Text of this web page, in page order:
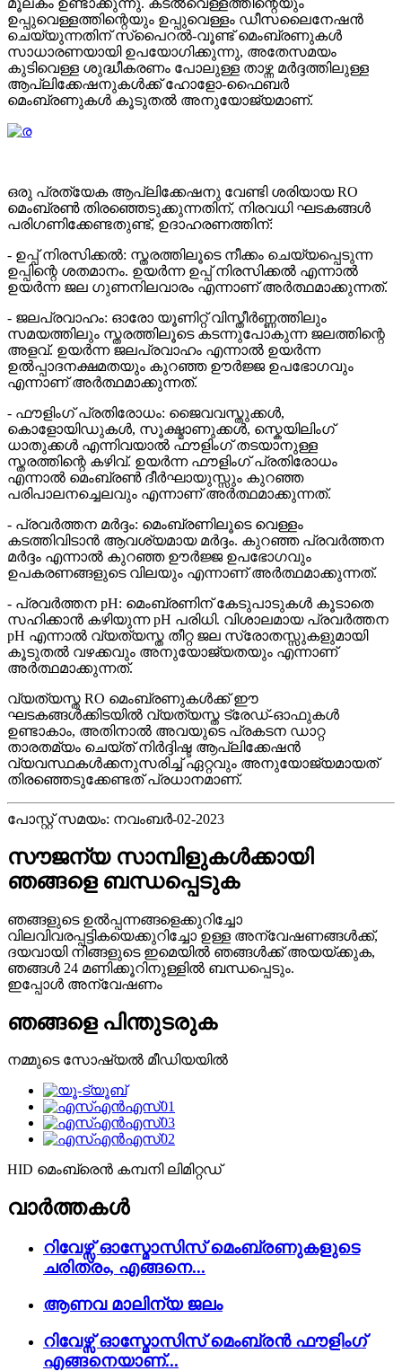
ഉപ്പുവെള്ളത്തിന്റെയും ഉപ്പുവെള്ളം ഡീസലൈനേഷൻ
ചെയ്യുന്നതിന് സ്പൈറൽ-വൂണ്ട് മെംബ്രണുകൾ
സാധാരണയായി ഉപയോഗിക്കുന്നു, അതേസമയം
കുടിവെള്ള ശുദ്ധീകരണം പോലുള്ള താഴ്ന്ന മർദ്ദത്തിലുള്ള
ആപ്ലിക്കേഷനുകൾക്ക് ഹോളോ-ഫൈബർ
മെംബ്രണുകൾ കൂടുതൽ അനുയോജ്യമാണ്.
ഒരു പ്രത്യേക ആപ്ലിക്കേഷനു വേണ്ടി ശരിയായ RO
മെംബ്രൺ തിരഞ്ഞെടുക്കുന്നതിന്, നിരവധി ഘടകങ്ങൾ
പരിഗണിക്കേണ്ടതുണ്ട്, ഉദാഹരണത്തിന്:
- ഉപ്പ് നിരസിക്കൽ: സ്തരത്തിലൂടെ നീക്കം ചെയ്യപ്പെടുന്ന
ഉപ്പിന്റെ ശതമാനം. ഉയർന്ന ഉപ്പ് നിരസിക്കൽ എന്നാൽ
ഉയർന്ന ജല ഗുണനിലവാരം എന്നാണ് അർത്ഥമാക്കുന്നത്.
- ജലപ്രവാഹം: ഓരോ യൂണിറ്റ് വിസ്തീർണ്ണത്തിലും
സമയത്തിലും സ്തരത്തിലൂടെ കടന്നുപോകുന്ന ജലത്തിന്റെ
അളവ്. ഉയർന്ന ജലപ്രവാഹം എന്നാൽ ഉയർന്ന
ഉൽപ്പാദനക്ഷമതയും കുറഞ്ഞ ഊർജ്ജ ഉപഭോഗവും
എന്നാണ് അർത്ഥമാക്കുന്നത്.
- ഫൗളിംഗ് പ്രതിരോധം: ജൈവവസ്തുക്കൾ,
കൊളോയിഡുകൾ, സൂക്ഷ്മാണുക്കൾ, സ്കെയിലിംഗ്
ധാതുക്കൾ എന്നിവയാൽ ഫൗളിംഗ് തടയാനുള്ള
സ്തരത്തിന്റെ കഴിവ്. ഉയർന്ന ഫൗളിംഗ് പ്രതിരോധം
എന്നാൽ മെംബ്രൺ ദീർഘായുസ്സും കുറഞ്ഞ
പരിപാലനച്ചെലവും എന്നാണ് അർത്ഥമാക്കുന്നത്.
- പ്രവർത്തന മർദ്ദം: മെംബ്രണിലൂടെ വെള്ളം
കടത്തിവിടാൻ ആവശ്യമായ മർദ്ദം. കുറഞ്ഞ പ്രവർത്തന
മർദ്ദം എന്നാൽ കുറഞ്ഞ ഊർജ്ജ ഉപഭോഗവും
ഉപകരണങ്ങളുടെ വിലയും എന്നാണ് അർത്ഥമാക്കുന്നത്.
- പ്രവർത്തന pH: മെംബ്രണിന് കേടുപാടുകൾ കൂടാതെ
സഹിക്കാൻ കഴിയുന്ന pH പരിധി. വിശാലമായ പ്രവർത്തന
pH എന്നാൽ വ്യത്യസ്ത തീറ്റ ജല സ്രോതസ്സുകളുമായി
കൂടുതൽ വഴക്കവും അനുയോജ്യതയും എന്നാണ്
അർത്ഥമാക്കുന്നത്.
വ്യത്യസ്ത RO മെംബ്രണുകൾക്ക് ഈ
ഘടകങ്ങൾക്കിടയിൽ വ്യത്യസ്ത ട്രേഡ്-ഓഫുകൾ
ഉണ്ടാകാം, അതിനാൽ അവയുടെ പ്രകടന ഡാറ്റ
താരതമ്യം ചെയ്ത് നിർദ്ദിഷ്ട ആപ്ലിക്കേഷൻ
വ്യവസ്ഥകൾക്കനുസരിച്ച് ഏറ്റവും അനുയോജ്യമായത്
തിരഞ്ഞെടുക്കേണ്ടത് പ്രധാനമാണ്.
പോസ്റ്റ് സമയം: നവംബർ-02-2023
സൗജന്യ സാമ്പിളുകൾക്കായി
ഞങ്ങളെ ബന്ധപ്പെടുക
ഞങ്ങളുടെ ഉൽപ്പന്നങ്ങളെക്കുറിച്ചോ
വിലവിവരപ്പട്ടികയെക്കുറിച്ചോ ഉള്ള അന്വേഷണങ്ങൾക്ക്,
ദയവായി നിങ്ങളുടെ ഇമെയിൽ ഞങ്ങൾക്ക് അയയ്ക്കുക,
ഞങ്ങൾ 24 മണിക്കൂറിനുള്ളിൽ ബന്ധപ്പെടും.
ഇപ്പോൾ അന്വേഷണം
ഞങ്ങളെ പിന്തുടരുക
നമ്മുടെ സോഷ്യൽ മീഡിയയിൽ
HID മെംബ്രെൻ കമ്പനി ലിമിറ്റഡ്
വാർത്തകൾ
റിവേഴ്സ് ഓസ്മോസിസ് മെംബ്രണുകളുടെ
ചരിത്രം, എങ്ങനെ...
ആണവ മാലിന്യ ജലം
റിവേഴ്സ് ഓസ്മോസിസ് മെംബ്രൻ ഫൗളിംഗ്
എങ്ങനെയാണ്...